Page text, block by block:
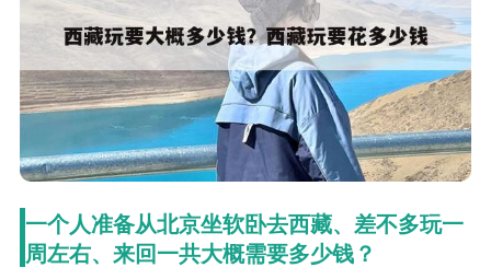
一个人准备从北京坐软卧去西藏、差不多玩一
周左右、来回一共大概需要多少钱？